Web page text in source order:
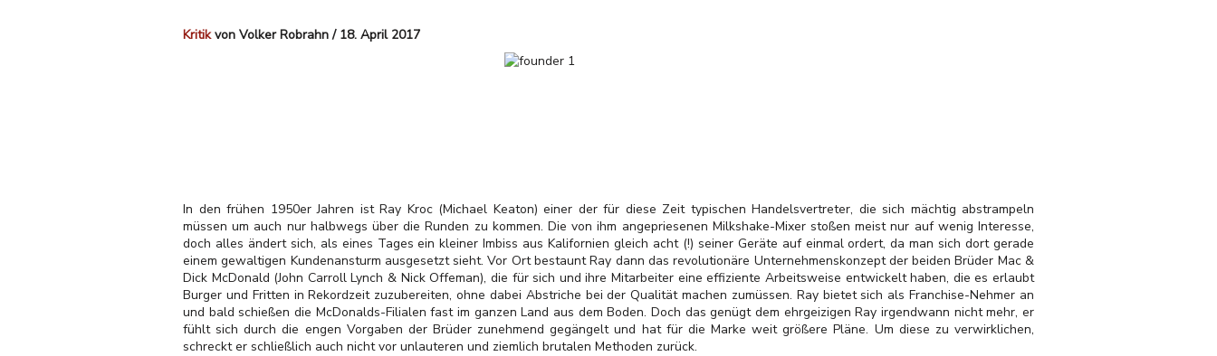
Kritikvon Volker Robrahn / 18. April 2017
In den frühen 1950er Jahren ist Ray Kroc (Michael Keaton) einer der für diese Zeit typischen Handelsvertreter, die sich mächtig abstrampeln
müssen um auch nur halbwegs über die Runden zu kommen. Die von ihm angepriesenen Milkshake-Mixer stoßen meist nur auf wenig Interesse,
doch alles ändert sich, als eines Tages ein kleiner Imbiss aus Kalifornien gleich acht (!) seiner Geräte auf einmal ordert, da man sich dort gerade
einem gewaltigen Kundenansturm ausgesetzt sieht. Vor Ort bestaunt Ray dann das revolutionäre Unternehmenskonzept der beiden Brüder Mac &
Dick McDonald (John Carroll Lynch & Nick Offeman), die für sich und ihre Mitarbeiter eine effiziente Arbeitsweise entwickelt haben, die es erlaubt
Burger und Fritten in Rekordzeit zuzubereiten, ohne dabei Abstriche bei der Qualität machen zumüssen. Ray bietet sich als Franchise-Nehmer an
und bald schießen die McDonalds-Filialen fast im ganzen Land aus dem Boden. Doch das genügt dem ehrgeizigen Ray irgendwann nicht mehr, er
fühlt sich durch die engen Vorgaben der Brüder zunehmend gegängelt und hat für die Marke weit größere Pläne. Um diese zu verwirklichen,
schreckt er schließlich auch nicht vor unlauteren und ziemlich brutalen Methoden zurück.